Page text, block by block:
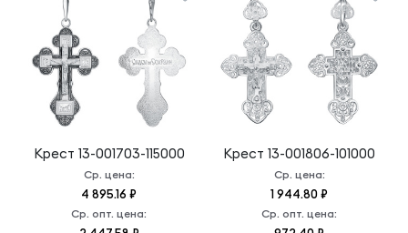
Крест 13-001703-115000
Ср. цена:
4 895.16 ₽
Ср. опт. цена:
Крест 13-001806-101000
Ср. цена:
1 944.80 ₽
Ср. опт. цена: